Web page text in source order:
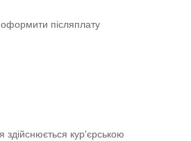
післяплату
здійснюється кур'єрською